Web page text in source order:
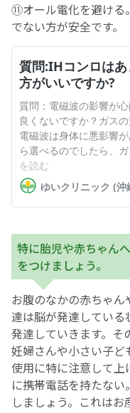
⑪オール電化を避ける
でない方が安全です。
特に胎児や赤ちゃん
をつけましょう。
お腹のなかの赤ちゃ
達は脳が発達している
発達していきます。そ
妊婦さんや小さい子
使用に特に注意して上
に携帯電話を持たな
しましょう。これは